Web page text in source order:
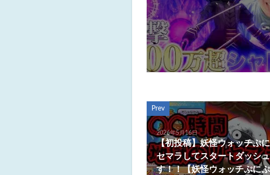
Prev
2026年5月16日
【初投稿】妖怪ウォッチぷ
セマラしてスタートダッシ
す！！【妖怪ウォッチぷに